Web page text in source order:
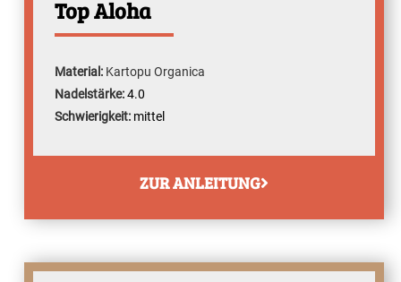
Top Aloha
Material: Kartopu Organica
Nadelstärke:4.0
Schwierigkeit: mittel
ZUR ANLEITUNG